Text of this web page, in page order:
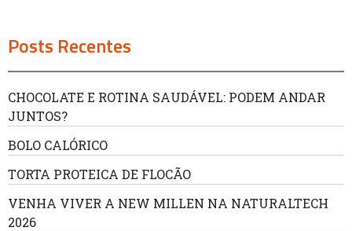
Posts Recentes
CHOCOLATE E ROTINA SAUDÁVEL: PODEM ANDAR
JUNTOS?
BOLO CALÓRICO
TORTA PROTEICA DE FLOCÃO
VENHA VIVER A NEW MILLEN NA NATURALTECH
2026